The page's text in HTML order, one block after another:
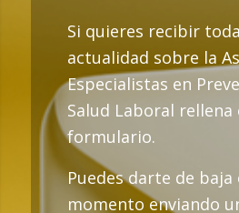
Si quieres recibir
actualidad sobre la
Especialistas en
Salud Laboral
formulario.
Puedes darte de
momento enviando